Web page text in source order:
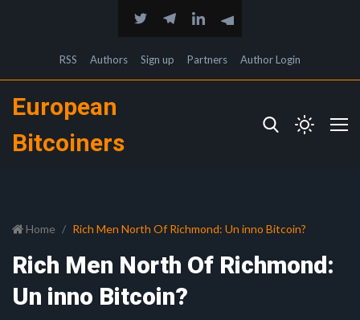
RSS Authors Sign up Partners Author Login
European
Bitcoiners
Home Rich Men North Of Richmond: Un inno Bitcoin?
Rich Men North Of Richmond:
Un inno Bitcoin?